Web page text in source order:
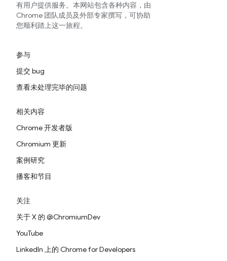
有用户提供服务。本网站包含各种内容，由
Chrome 团队成员及外部专家撰写，可协助
您顺利踏上这一旅程。
参与
提交 bug
查看未处理完毕的问题
相关内容
Chrome 开发者版
Chromium 更新
案例研究
播客和节目
关注
关于 X 的 @ChromiumDev
YouTube
LinkedIn 上的 Chrome for Developers